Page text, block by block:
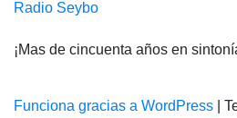
Radio Seybo
¡Mas de cincuenta años en
Funciona gracias a WordPress